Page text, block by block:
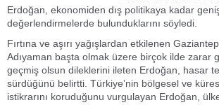
Erdoğan, ekonomiden dış politikaya kadar
değerlendirmelerde bulunduklarını söyledi.
Fırtına ve aşırı yağışlardan etkilenen
Adıyaman başta olmak üzere birçok ilde zarar
geçmiş olsun dileklerini ileten Erdoğan, hasar
sürdüğünü belirtti. Türkiye’nin bölgesel ve
istikrarını koruduğunu vurgulayan Erdoğan,